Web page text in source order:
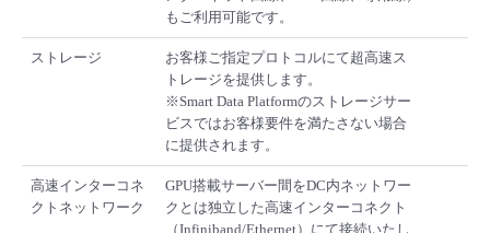
もご利用可能です。
ストレージ
お客様ご指定プロトコルにて超高速ス
トレージを提供します。
※Smart Data Platformのストレージサー
ビスではお客様要件を満たさない場合
に提供されます。
高速インターコネ
クトネットワーク
GPU搭載サーバー間をDC内ネットワー
クとは独立した高速インターコネクト
（Infiniband/Ethernet）にて接続いたし